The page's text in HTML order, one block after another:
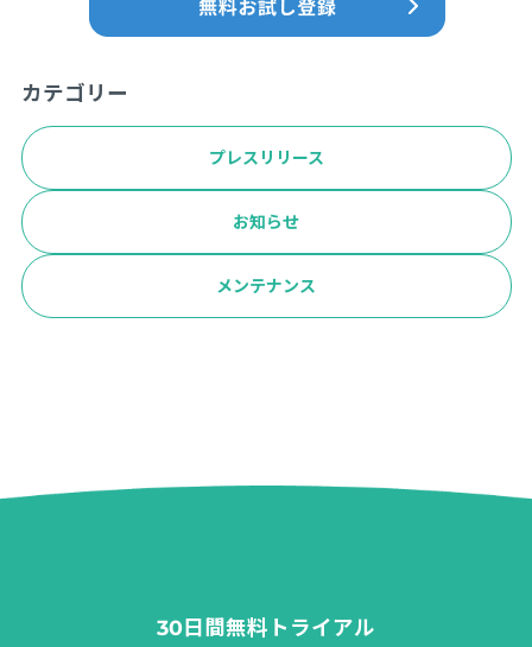
カテゴリー
プレスリリース
お知らせ
メンテナンス
30日間無料トライアル